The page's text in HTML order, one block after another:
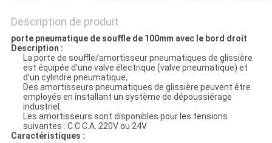
Description de produit
porte pneumatique de souffle de 100mm avec le bord droit
Description :
La porte de souffle/amortisseur pneumatiques de glissière
est équipée d'une valve électrique (valve pneumatique) et
d'un cylindre pneumatique,
Des amortisseurs pneumatiques de glissière peuvent être
employés en installant un système de dépoussiérage
industriel.
Les amortisseurs sont disponibles pour les tensions
suivantes : C.C C.A. 220V ou 24V
Caractéristiques :